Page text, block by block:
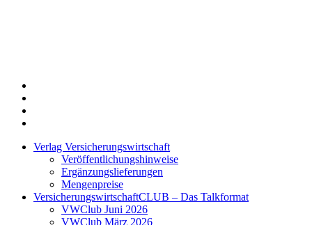
Verlag Versicherungswirtschaft
Veröffentlichungshinweise
Ergänzungslieferungen
Mengenpreise
VersicherungswirtschaftCLUB – Das Talkformat
VWClub Juni 2026
VWClub März 2026